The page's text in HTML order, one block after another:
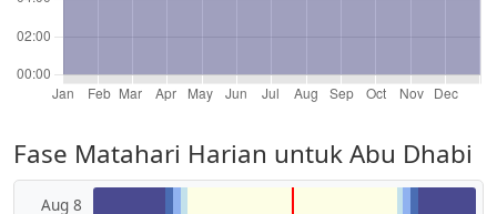
Fase Matahari Harian untuk Abu Dhabi
Aug 8